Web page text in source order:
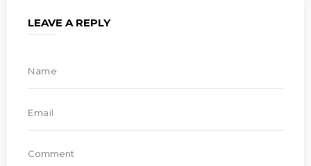
LEAVE A REPLY